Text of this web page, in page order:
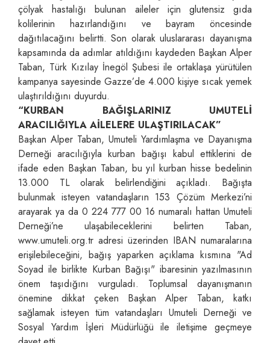
çölyak hastalığı bulunan aileler için glutensiz gıda
kolilerinin hazırlandığını ve bayram öncesinde
dağıtılacağını belirtti. Son olarak uluslararası dayanışma
kapsamında da adımlar atıldığını kaydeden Başkan Alper
Taban, Türk Kızılay İnegöl Şubesi ile ortaklaşa yürütülen
kampanya sayesinde Gazze’de 4.000 kişiye sıcak yemek
ulaştırıldığını duyurdu.
“KURBAN BAĞIŞLARINIZ UMUTELİ
ARACILIĞIYLA AİLELERE ULAŞTIRILACAK”
Başkan Alper Taban, Umuteli Yardımlaşma ve Dayanışma
Derneği aracılığıyla kurban bağışı kabul ettiklerini de
ifade eden Başkan Taban, bu yıl kurban hisse bedelinin
13.000 TL olarak belirlendiğini açıkladı. Bağışta
bulunmak isteyen vatandaşların 153 Çözüm Merkezi’ni
arayarak ya da 0 224 777 00 16 numaralı hattan Umuteli
Derneği’ne ulaşabileceklerini belirten Taban,
www.umuteli.org.tr adresi üzerinden IBAN numaralarına
erişilebileceğini, bağış yaparken açıklama kısmına "Ad
Soyad ile birlikte Kurban Bağışı" ibaresinin yazılmasının
önem taşıdığını vurguladı. Toplumsal dayanışmanın
önemine dikkat çeken Başkan Alper Taban, katkı
sağlamak isteyen tüm vatandaşları Umuteli Derneği ve
Sosyal Yardım İşleri Müdürlüğü ile iletişime geçmeye